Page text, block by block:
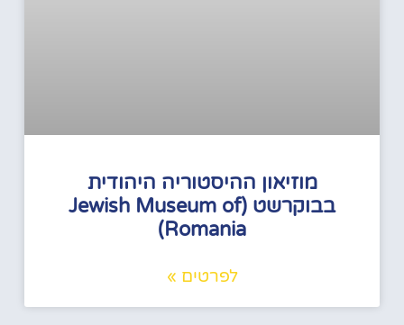
מוזיאון ההיסטוריה היהודית
בבוקרשט (Jewish Museum of
Romania)
לפרטים »